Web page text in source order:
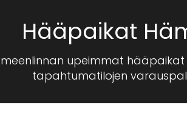
Hääpaikat
upeimmat
tapahtumatilojen